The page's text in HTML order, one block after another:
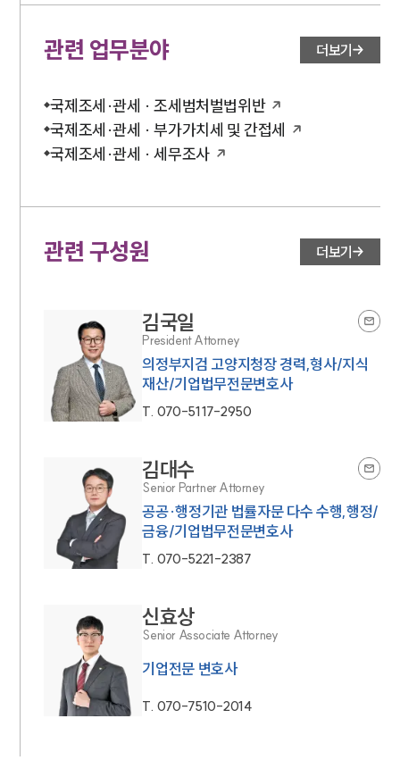
관련 업무분야 더보기
국제조세·관세 · 조세범처벌법위반
국제조세·관세 · 부가가치세 및 간접세
국제조세·관세 · 세무조사
관련 구성원 더보기
김국일
President Attorney
의정부지검 고양지청장 경력,형사/지식
재산/기업법무전문변호사
T. 070-5117-2950
김대수
Senior Partner Attorney
공공·행정기관 법률자문 다수 수행,행정/
금융/기업법무전문변호사
T. 070-5221-2387
신효상
Senior Associate Attorney
기업전문 변호사
T. 070-7510-2014